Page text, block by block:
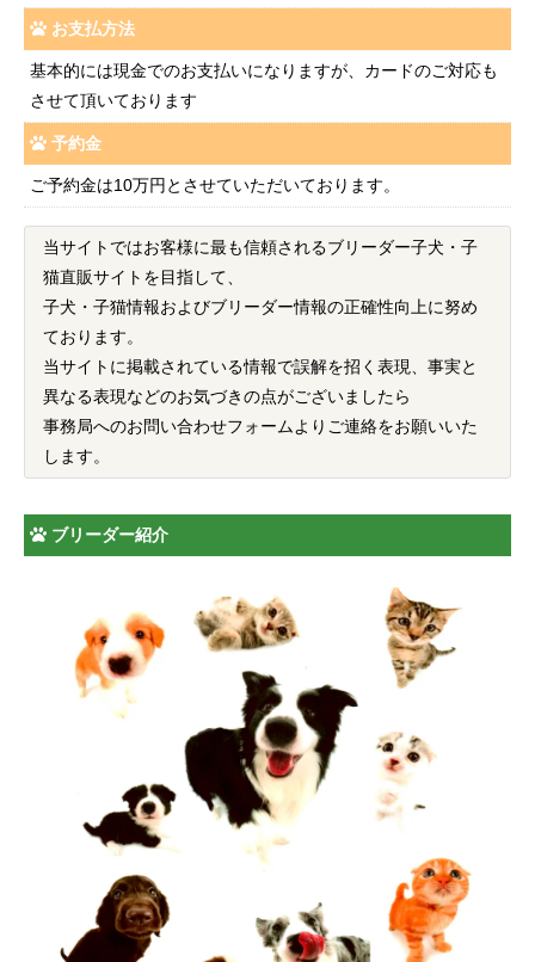
お支払方法
基本的には現金でのお支払いになりますが、カードのご対応も
させて頂いております
予約金
ご予約金は10万円とさせていただいております。
当サイトではお客様に最も信頼されるブリーダー子犬・子
猫直販サイトを目指して、
子犬・子猫情報およびブリーダー情報の正確性向上に努め
ております。
当サイトに掲載されている情報で誤解を招く表現、事実と
異なる表現などのお気づきの点がございましたら
事務局へのお問い合わせフォームよりご連絡をお願いいた
します。
ブリーダー紹介